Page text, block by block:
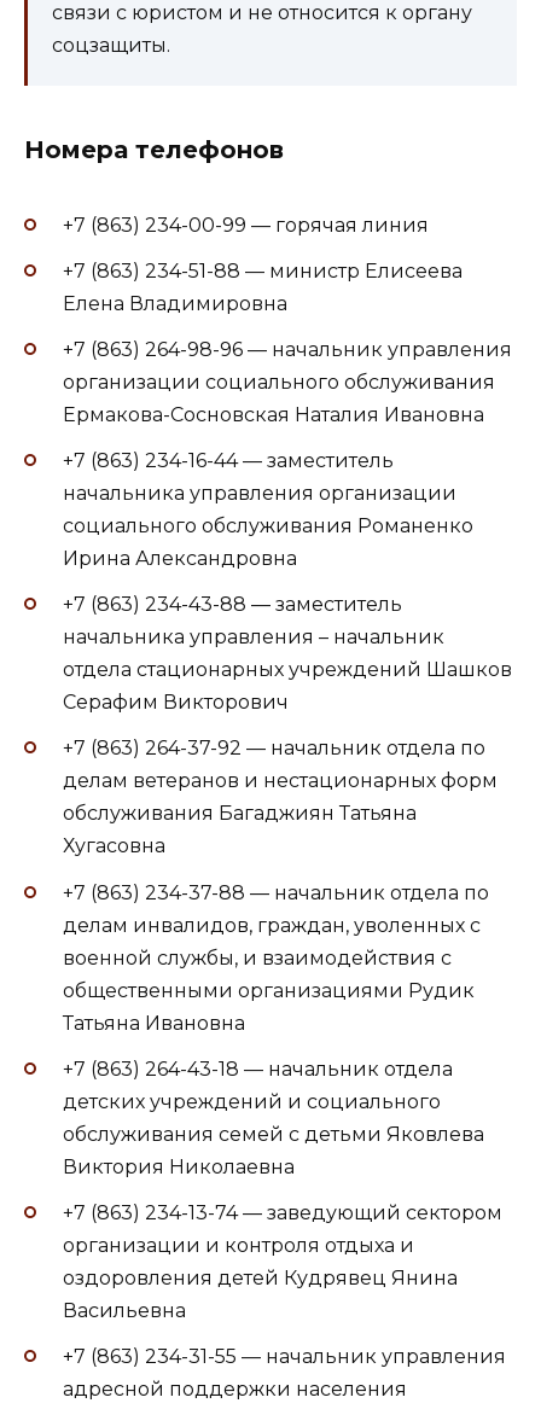
связи с юристом и не относится к органу
соцзащиты.
Номера телефонов
+7 (863) 234-00-99 — горячая линия
+7 (863) 234-51-88 — министр Елисеева
Елена Владимировна
+7 (863) 264-98-96 — начальник управления
организации социального обслуживания
Ермакова-Сосновская Наталия Ивановна
+7 (863) 234-16-44 — заместитель
начальника управления организации
социального обслуживания Романенко
Ирина Александровна
+7 (863) 234-43-88 — заместитель
начальника управления – начальник
отдела стационарных учреждений Шашков
Серафим Викторович
+7 (863) 264-37-92 — начальник отдела по
делам ветеранов и нестационарных форм
обслуживания Багаджиян Татьяна
Хугасовна
+7 (863) 234-37-88 — начальник отдела по
делам инвалидов, граждан, уволенных с
военной службы, и взаимодействия с
общественными организациями Рудик
Татьяна Ивановна
+7 (863) 264-43-18 — начальник отдела
детских учреждений и социального
обслуживания семей с детьми Яковлева
Виктория Николаевна
+7 (863) 234-13-74 — заведующий сектором
организации и контроля отдыха и
оздоровления детей Кудрявец Янина
Васильевна
+7 (863) 234-31-55 — начальник управления
адресной поддержки населения